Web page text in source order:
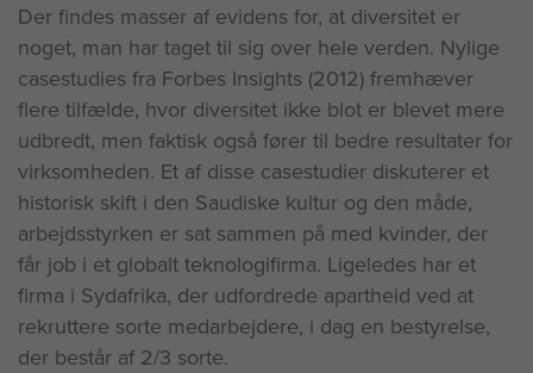
Der findes masser af evidens for, at diversitet er
noget, man har taget til sig over hele verden. Nylige
casestudies fra Forbes Insights (2012) fremhæver
flere tilfælde, hvor diversitet ikke blot er blevet mere
udbredt, men faktisk også fører til bedre resultater for
virksomheden. Et af disse casestudier diskuterer et
historisk skift i den Saudiske kultur og den måde,
arbejdsstyrken er sat sammen på med kvinder, der
får job i et globalt teknologifirma. Ligeledes har et
firma i Sydafrika, der udfordrede apartheid ved at
rekruttere sorte medarbejdere, i dag en bestyrelse,
der består af 2/3 sorte.